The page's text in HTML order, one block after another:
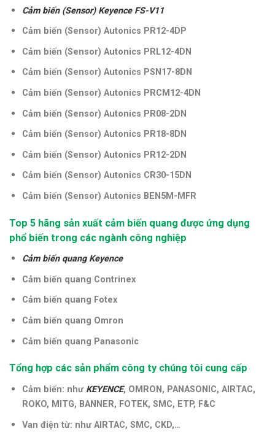
Cảm biến (Sensor) Keyence FS-V11
Cảm biến (Sensor) Autonics PR12-4DP
Cảm biến (Sensor) Autonics PRL12-4DN
Cảm biến (Sensor) Autonics PSN17-8DN
Cảm biến (Sensor) Autonics PRCM12-4DN
Cảm biến (Sensor) Autonics PR08-2DN
Cảm biến (Sensor) Autonics PR18-8DN
Cảm biến (Sensor) Autonics PR12-2DN
Cảm biến (Sensor) Autonics CR30-15DN
Cảm biến (Sensor) Autonics BEN5M-MFR
Top 5 hãng sản xuất cảm biến quang được ứng dụng
phổ biến trong các ngành công nghiệp
Cảm biến quang Keyence
Cảm biến quang Contrinex
Cảm biến quang Fotex
Cảm biến quang Omron
Cảm biến quang Panasonic
Tổng hợp các sản phẩm công ty chúng tôi cung cấp
Cảm biến: như KEYENCE, OMRON, PANASONIC, AIRTAC,
ROKO, MITG, BANNER, FOTEK, SMC, ETP, F&C
Van điện từ: như AIRTAC, SMC, CKD,…